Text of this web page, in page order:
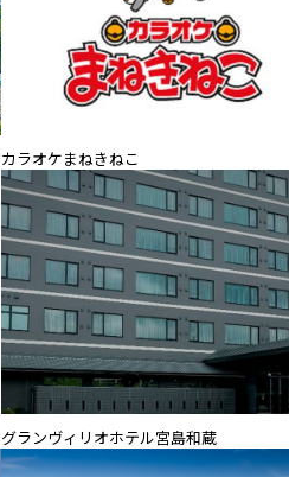
カラオケまねきねこ
グランヴィリオホテル宮島和蔵